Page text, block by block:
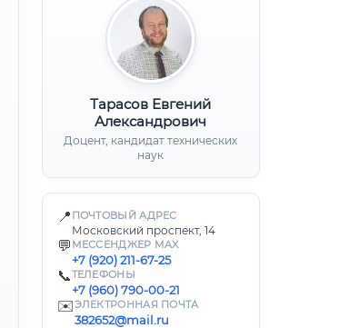
Тарасов Евгений
Александрович
Доцент, кандидат технических
наук
📍 ПОЧТОВЫЙ АДРЕС
Московский проспект, 14
💬 МЕССЕНДЖЕР MAX
+7 (920) 211-67-25
📞ТЕЛЕФОНЫ
+7 (960) 790-00-21
✉️ЭЛЕКТРОННАЯ ПОЧТА
382652@mail.ru